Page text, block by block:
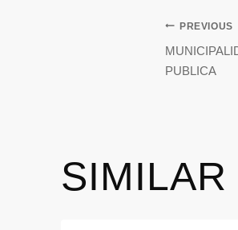
PREVIOUS
PUBLICA
SIMILAR